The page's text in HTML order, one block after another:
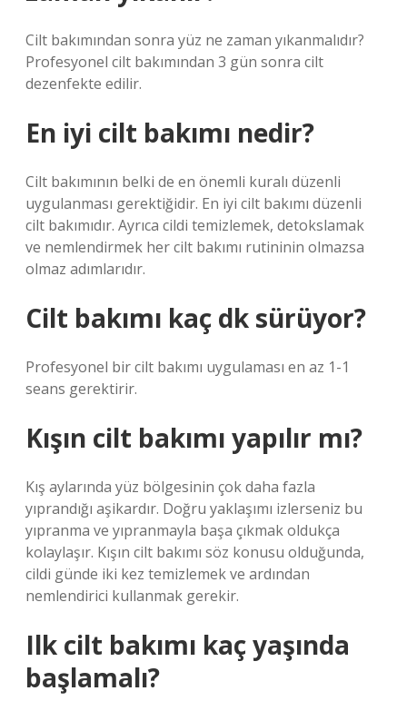
Cilt bakımından sonra yüz ne zaman yıkanmalıdır?
Profesyonel cilt bakımından 3 gün sonra cilt
dezenfekte edilir.
En iyi cilt bakımı nedir?
Cilt bakımının belki de en önemli kuralı düzenli
uygulanması gerektiğidir. En iyi cilt bakımı düzenli
cilt bakımıdır. Ayrıca cildi temizlemek, detokslamak
ve nemlendirmek her cilt bakımı rutininin olmazsa
olmaz adımlarıdır.
Cilt bakımı kaç dk sürüyor?
Profesyonel bir cilt bakımı uygulaması en az 1-1
seans gerektirir.
Kışın cilt bakımı yapılır mı?
Kış aylarında yüz bölgesinin çok daha fazla
yıprandığı aşikardır. Doğru yaklaşımı izlerseniz bu
yıpranma ve yıpranmayla başa çıkmak oldukça
kolaylaşır. Kışın cilt bakımı söz konusu olduğunda,
cildi günde iki kez temizlemek ve ardından
nemlendirici kullanmak gerekir.
Ilk cilt bakımı kaç yaşında
başlamalı?